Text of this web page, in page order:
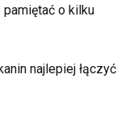
o kilku
najlepiej łączyć